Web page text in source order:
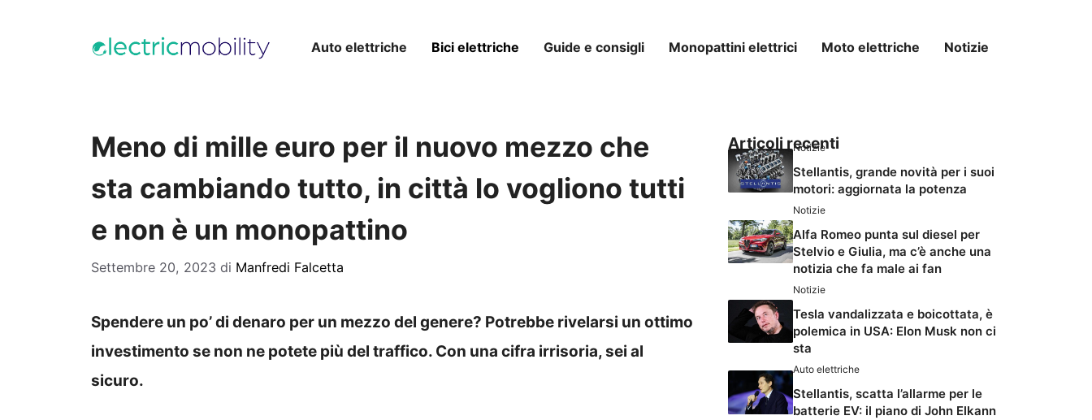
Auto elettriche Bici elettriche Guide e consigli Monopattini elettrici Moto elettriche Notizie
Meno di mille euro per il nuovo mezzo che
sta cambiando tutto, in città lo vogliono tutti
e non è un monopattino
Settembre 20, 2023 di Manfredi Falcetta
Spendere un po’ di denaro per un mezzo del genere? Potrebbe rivelarsi un ottimo
investimento se non ne potete più del traffico. Con una cifra irrisoria, sei al
sicuro.
Articoli recenti
Notizie
Stellantis, grande novità per i suoi
motori: aggiornata la potenza
Notizie
Alfa Romeo punta sul diesel per
Stelvio e Giulia, ma c’è anche una
notizia che fa male ai fan
Notizie
Tesla vandalizzata e boicottata, è
polemica in USA: Elon Musk non ci
sta
Auto elettriche
Stellantis, scatta l’allarme per le
batterie EV: il piano di John Elkann